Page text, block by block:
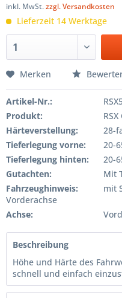
inkl. MwSt.zzgl. Versandkosten
Lieferzeit 14 Werktage
Merken
Artikel-Nr.:
Produkt:
Härteverstellung:
28-
Tieferlegung vorne:
20-
Tieferlegung hinten:
20-
Gutachten:
Mit
Fahrzeughinweis:
mit
Vorderachse
Achse:
Beschreibung
Höhe und Härte des
schnell und einfach